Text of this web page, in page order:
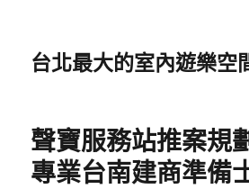
台北最大的室內遊樂空
聲寶服務站推案規
專業台南建商準備